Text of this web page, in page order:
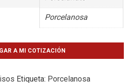
Porcelanosa
A MI COTIZACIÓN
Etiqueta: Porcelanosa